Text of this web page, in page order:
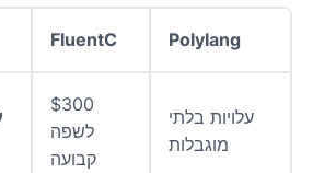
FluentC Polylang
$300
לשפה
קבועה
עלויות בלתי
מוגבלות